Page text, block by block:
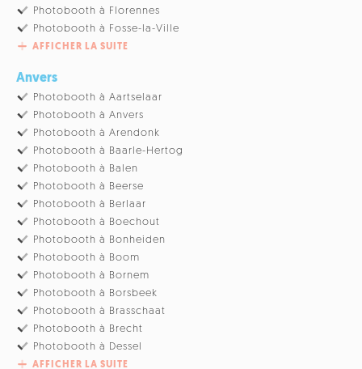
Photobooth à Florennes
Photobooth à Fosse-la-Ville
AFFICHER LA SUITE
Anvers
Photobooth à Aartselaar
Photobooth à Anvers
Photobooth à Arendonk
Photobooth à Baarle-Hertog
Photobooth à Balen
Photobooth à Beerse
Photobooth à Berlaar
Photobooth à Boechout
Photobooth à Bonheiden
Photobooth à Boom
Photobooth à Bornem
Photobooth à Borsbeek
Photobooth à Brasschaat
Photobooth à Brecht
Photobooth à Dessel
AFFICHER LA SUITE